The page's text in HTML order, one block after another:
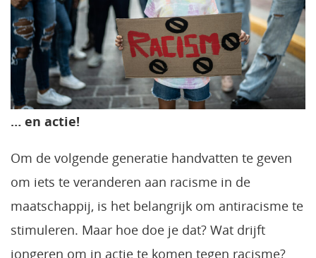
… en actie!
Om de volgende generatie handvatten te geven
om iets te veranderen aan racisme in de
maatschappij, is het belangrijk om antiracisme te
stimuleren. Maar hoe doe je dat? Wat drijft
jongeren om in actie te komen tegen racisme?